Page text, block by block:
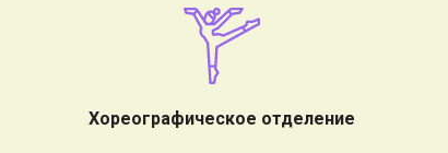
Хореографическое отделение